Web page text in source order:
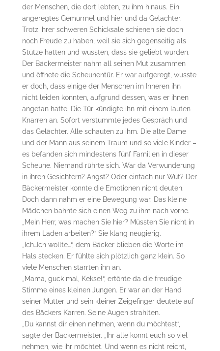
der Menschen, die dort lebten, zu ihm hinaus. Ein
angeregtes Gemurmel und hier und da Gelächter.
Trotz ihrer schweren Schicksale schienen sie doch
noch Freude zu haben, weil sie sich gegenseitig als
Stütze hatten und wussten, dass sie geliebt wurden.
Der Bäckermeister nahm all seinen Mut zusammen
und öffnete die Scheunentür. Er war aufgeregt, wusste
er doch, dass einige der Menschen im Inneren ihn
nicht leiden konnten, aufgrund dessen, was er ihnen
angetan hatte. Die Tür kündigte ihn mit einem lauten
Knarren an. Sofort verstummte jedes Gespräch und
das Gelächter. Alle schauten zu ihm. Die alte Dame
und der Mann aus seinem Traum und so viele Kinder –
es befanden sich mindestens fünf Familien in dieser
Scheune. Niemand rührte sich. War da Verwunderung
in ihren Gesichtern? Angst? Oder einfach nur Wut? Der
Bäckermeister konnte die Emotionen nicht deuten.
Doch dann nahm er eine Bewegung war. Das kleine
Mädchen bahnte sich einen Weg zu ihm nach vorne.
„Mein Herr, was machen Sie hier? Müssten Sie nicht in
ihrem Laden arbeiten?“ Sie klang neugierig.
„Ich…Ich wollte…“, dem Bäcker blieben die Worte im
Hals stecken. Er fühlte sich plötzlich ganz klein. So
viele Menschen starrten ihn an.
„Mama, guck mal, Kekse!“, ertönte da die freudige
Stimme eines kleinen Jungen. Er war an der Hand
seiner Mutter und sein kleiner Zeigefinger deutete auf
des Bäckers Karren. Seine Augen strahlten.
„Du kannst dir einen nehmen, wenn du möchtest“,
sagte der Bäckermeister. „Ihr alle könnt euch so viel
nehmen, wie ihr möchtet. Und wenn es nicht reicht,